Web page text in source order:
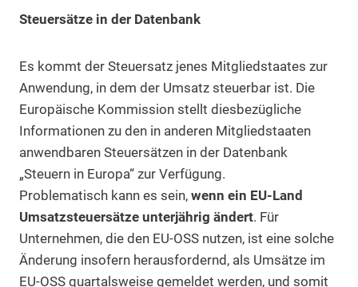
Steuersätze in der Datenbank
Es kommt der Steuersatz jenes Mitgliedstaates zur
Anwendung, in dem der Umsatz steuerbar ist. Die
Europäische Kommission stellt diesbezügliche
Informationen zu den in anderen Mitgliedstaaten
anwendbaren Steuersätzen in der Datenbank
„Steuern in Europa“ zur Verfügung.
Problematisch kann es sein, wenn ein EU-Land
Umsatzsteuersätze unterjährig ändert. Für
Unternehmen, die den EU-OSS nutzen, ist eine solche
Änderung insofern herausfordernd, als Umsätze im
EU-OSS quartalsweise gemeldet werden, und somit